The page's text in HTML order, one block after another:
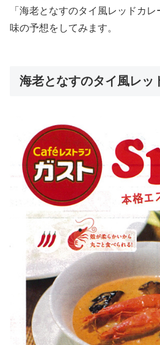
「海老となすのタイ風レッドカレ
味の予想をしてみます。
海老となすのタイ風レッ